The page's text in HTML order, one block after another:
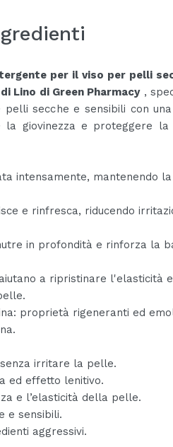
per il viso per pelli
Lino di Green Pharmacy,
secche e sensibili con
la giovinezza e proteggere la
intensamente, mantenendo
e rinfresca, riducendo
in profondità e rinforza la
a ripristinare l'elasticità
proprietà rigeneranti ed
irritare la pelle.
ed effetto lenitivo.
e l’elasticità della pelle.
e sensibili.
aggressivi.